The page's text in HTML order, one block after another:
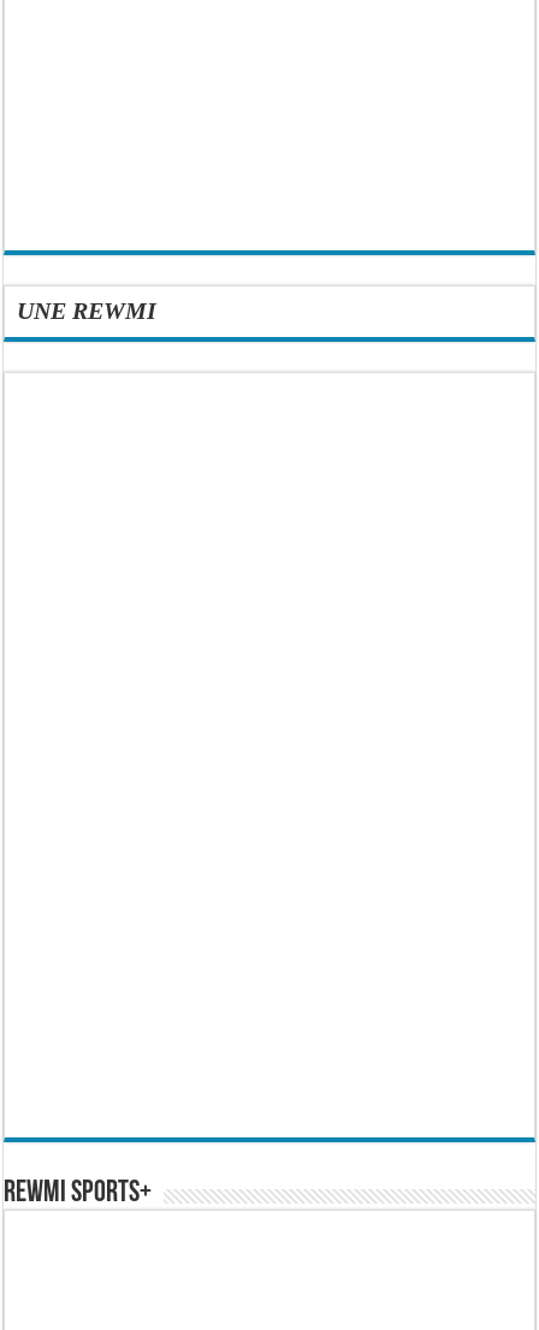
UNE REWMI
REWMI SPORTS+